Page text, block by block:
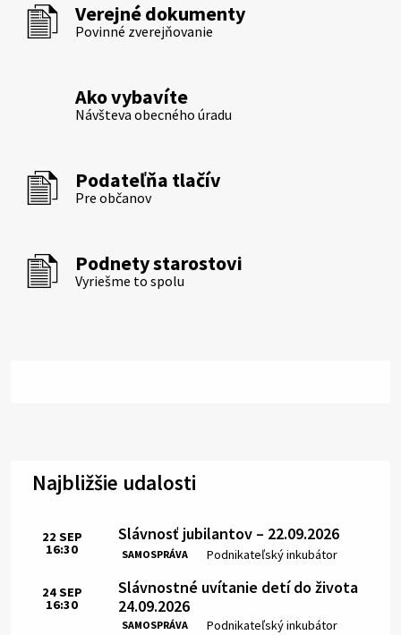
Verejné dokumenty
Povinné zverejňovanie
Ako vybavíte
Návšteva obecného úradu
Podateľňa tlačív
Pre občanov
Podnety starostovi
Vyriešme to spolu
Najbližšie udalosti
Slávnosť jubilantov – 22.09.2026
SAMOSPRÁVA Miesto:
Podnikateľský inkubátor
Čas:
22 SEP
16:30
Slávnostné uvítanie detí do života
24.09.2026
SAMOSPRÁVA Miesto:
Podnikateľský inkubátor
Čas:
24SEP
16:30